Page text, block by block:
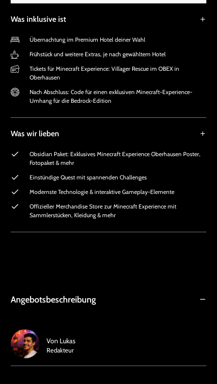
Was inklusive ist
Übernachtung im Premium Hotel deiner Wahl
Frühstück und weitere Extras, je nach gewähltem Hotel
Tickets für Minecraft Experience: Villager Rescue im OBEX in
Oberhausen
Nach Abschluss: Code für einen exklusiven Minecraft-Experience-
Umhang für die Bedrock-Edition
Was wir lieben
Obsidian Paket: Exklusives Minecraft Experience Oberhausen Poster,
Fotopaket & mehr
Einstündige Quest mit spannenden Challenges
Modernste Technologie & interaktive Gameplay-Elemente
Offizieller Merchandise Store zur Minecraft Experience mit
Sammlerstücken, Kleidung & mehr
Angebotsbeschreibung
Von Lukas
Redakteur